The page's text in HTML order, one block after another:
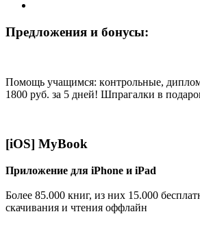
Предложения и бонусы:
Помощь учащимся: кoнтрoльные,
1800 руб. за 5 дней! Шпрагалки в
[iOS] MyBook
Приложение для iPhone и iPad
Более 85.000 книг, из них 15.000
скачивания и чтения оффлайн